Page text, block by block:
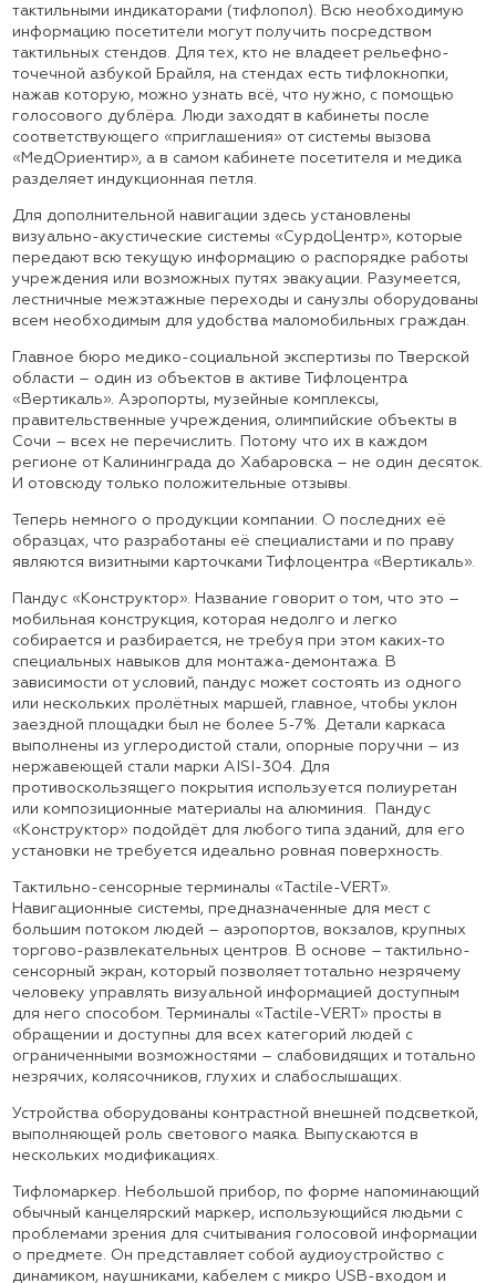
тактильными индикаторами (тифлопол). Всю необходимую
информацию посетители могут получить посредством
тактильных стендов. Для тех, кто не владеет рельефно-
точечной азбукой Брайля, на стендах есть тифлокнопки,
нажав которую, можно узнать всё, что нужно, с помощью
голосового дублёра. Люди заходят в кабинеты после
соответствующего «приглашения» от системы вызова
«МедОриентир», а в самом кабинете посетителя и медика
разделяет индукционная петля.
Для дополнительной навигации здесь установлены
визуально-акустические системы «СурдоЦентр», которые
передают всю текущую информацию о распорядке работы
учреждения или возможных путях эвакуации. Разумеется,
лестничные межэтажные переходы и санузлы оборудованы
всем необходимым для удобства маломобильных граждан.
Главное бюро медико-социальной экспертизы по Тверской
области – один из объектов в активе Тифлоцентра
«Вертикаль». Аэропорты, музейные комплексы,
правительственные учреждения, олимпийские объекты в
Сочи – всех не перечислить. Потому что их в каждом
регионе от Калининграда до Хабаровска – не один десяток.
И отовсюду только положительные отзывы.
Теперь немного о продукции компании. О последних её
образцах, что разработаны её специалистами и по праву
являются визитными карточками Тифлоцентра «Вертикаль».
Пандус «Конструктор». Название говорит о том, что это –
мобильная конструкция, которая недолго и легко
собирается и разбирается, не требуя при этом каких-то
специальных навыков для монтажа-демонтажа. В
зависимости от условий, пандус может состоять из одного
или нескольких пролётных маршей, главное, чтобы уклон
заездной площадки был не более 5-7%. Детали каркаса
выполнены из углеродистой стали, опорные поручни – из
нержавеющей стали марки AISI-304. Для
противоскользящего покрытия используется полиуретан
или композиционные материалы на алюминия. Пандус
«Конструктор» подойдёт для любого типа зданий, для его
установки не требуется идеально ровная поверхность.
Тактильно-сенсорные терминалы «Tactile-VERT».
Навигационные системы, предназначенные для мест с
большим потоком людей – аэропортов, вокзалов, крупных
торгово-развлекательных центров. В основе – тактильно-
сенсорный экран, который позволяет тотально незрячему
человеку управлять визуальной информацией доступным
для него способом. Терминалы «Tactile-VERT» просты в
обращении и доступны для всех категорий людей с
ограниченными возможностями – слабовидящих и тотально
незрячих, колясочников, глухих и слабослышащих.
Устройства оборудованы контрастной внешней подсветкой,
выполняющей роль светового маяка. Выпускаются в
нескольких модификациях.
Тифломаркер. Небольшой прибор, по форме напоминающий
обычный канцелярский маркер, использующийся людьми с
проблемами зрения для считывания голосовой информации
о предмете. Он представляет собой аудиоустройство с
динамиком, наушниками, кабелем с микро USB-входом и